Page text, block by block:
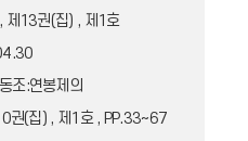
제13권(집) , 제1호
조:연봉제의
권(집) , 제1호 , PP.33~67